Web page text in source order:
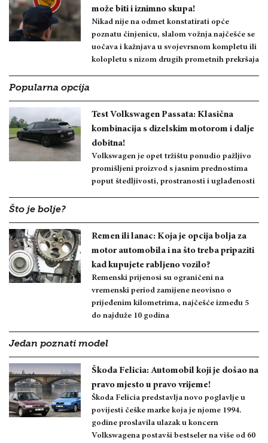
može biti i iznimno skupa!
Nikad nije na odmet konstatirati opće
poznatu činjenicu, slalom vožnja najčešće se
uočava i kažnjava u svojevrsnom kompletu ili
kolopletu s nizom drugih prometnih prekršaja
Popularna opcija
Test Volkswagen Passata: Klasična
kombinacija s dizelskim motorom i dalje
dobitna!
Volkswagen je opet tržištu ponudio pažljivo
promišljeni proizvod s jasnim prednostima
poput štedljivosti, prostranosti i uglađenosti
Što je bolje?
Remen ili lanac: Koja je opcija bolja za
motor automobila i na što treba pripaziti
kad kupujete rabljeno vozilo?
Remenski prijenosi su ograničeni na
vremenski period zamijene neovisno o
prijeđenim kilometrima, najčešće između 5
do najduže 10 godina
Jedan poznati model
Škoda Felicia: Automobil koji je došao na
pravo mjesto u pravo vrijeme!
Škoda Felicia predstavlja novo poglavlje u
povijesti češke marke koja je njome 1994.
godine proslavila ulazak u koncern
Volkswagena postavši bestseler na više od 60